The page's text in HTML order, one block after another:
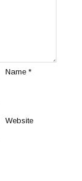
Name*
Website